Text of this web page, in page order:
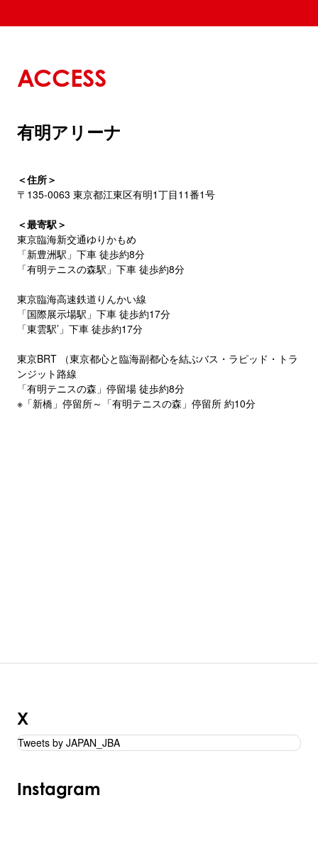
ACCESS
有明アリーナ
＜住所＞
〒135-0063 東京都江東区有明1丁目11番1号
＜最寄駅＞
東京臨海新交通ゆりかもめ
「新豊洲駅」下車 徒歩約8分
「有明テニスの森駅」下車 徒歩約8分
東京臨海高速鉄道りんかい線
「国際展示場駅」下車 徒歩約17分
「東雲駅’」下車 徒歩約17分
東京BRT （東京都心と臨海副都心を結ぶバス・ラピッド・トラ
ンジット路線
「有明テニスの森」停留場 徒歩約8分
※「新橋」停留所～「有明テニスの森」停留所 約10分
X
Tweets by JAPAN_JBA
Instagram